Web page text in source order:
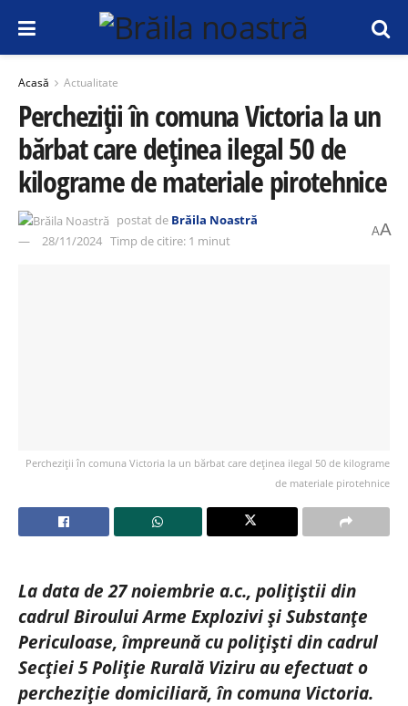
Acasă Actualitate
Percheziții în comuna Victoria la un
bărbat care deținea ilegal 50 de
kilograme de materiale pirotehnice
postat de Brăila Noastră
28/11/2024 Timp de citire: 1 minut
AA
Percheziții în comuna Victoria la un bărbat care deținea ilegal 50 de kilograme
de materiale pirotehnice
La data de 27 noiembrie a.c., polițiștii din
cadrul Biroului Arme Explozivi și Substanțe
Periculoase, împreună cu polițiști din cadrul
Secției 5 Poliție Rurală Viziru au efectuat o
percheziție domiciliară, în comuna Victoria.